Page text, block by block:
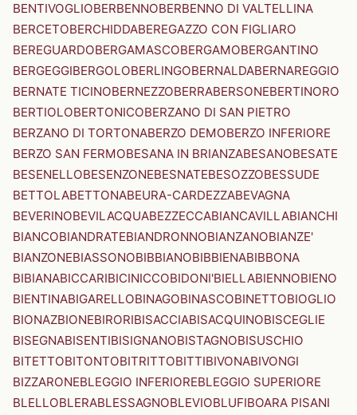
BENTIVOGLIOBERBENNOBERBENNO DI VALTELLINA
BERCETOBERCHIDDABEREGAZZO CON FIGLIARO
BEREGUARDOBERGAMASCOBERGAMOBERGANTINO
BERGEGGIBERGOLOBERLINGOBERNALDABERNAREGGIO
BERNATE TICINOBERNEZZOBERRABERSONEBERTINORO
BERTIOLOBERTONICOBERZANO DI SAN PIETRO
BERZANO DI TORTONABERZO DEMOBERZO INFERIORE
BERZO SAN FERMOBESANA IN BRIANZABESANOBESATE
BESENELLOBESENZONEBESNATEBESOZZOBESSUDE
BETTOLABETTONABEURA-CARDEZZABEVAGNA
BEVERINOBEVILACQUABEZZECCABIANCAVILLABIANCHI
BIANCOBIANDRATEBIANDRONNOBIANZANOBIANZE'
BIANZONEBIASSONOBIBBIANOBIBBIENABIBBONA
BIBIANABICCARIBICINICCOBIDONI'BIELLABIENNOBIENO
BIENTINABIGARELLOBINAGOBINASCOBINETTOBIOGLIO
BIONAZBIONEBIRORIBISACCIABISACQUINOBISCEGLIE
BISEGNABISENTIBISIGNANOBISTAGNOBISUSCHIO
BITETTOBITONTOBITRITTOBITTIBIVONABIVONGI
BIZZARONEBLEGGIO INFERIOREBLEGGIO SUPERIORE
BLELLOBLERABLESSAGNOBLEVIOBLUFIBOARA PISANI